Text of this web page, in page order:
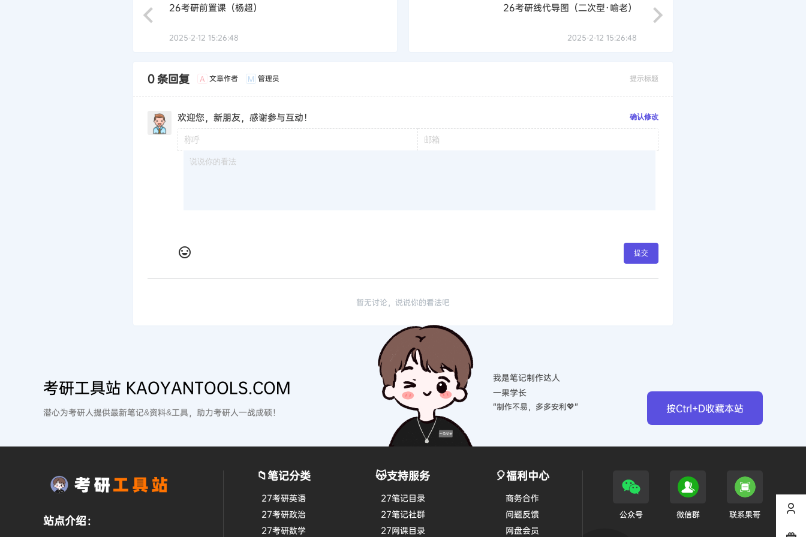
26考研前置课（杨超）
2025-2-12 15:26:48
26考研线代导图（二次型·喻老）
2025-2-12 15:26:48
0 条回复 A 文章作者 M 管理员 提示标题
欢迎您，新朋友，感谢参与互动！ 确认修改
提交
暂无讨论，说说你的看法吧
考研工具站 KAOYANTOOLS.COM
潜心为考研人提供最新笔记&资料&工具，助力考研人一战成硕！ 按Ctrl+D收藏本站
我是笔记制作达人
一果学长
“制作不易，多多安利💖”
站点介绍：
📁笔记分类
27考研英语
27考研政治
27考研数学
😽支持服务
27笔记目录
27笔记社群
27网课目录
🎈福利中心
商务合作
问题反馈
网盘会员
公众号 微信群 联系果哥